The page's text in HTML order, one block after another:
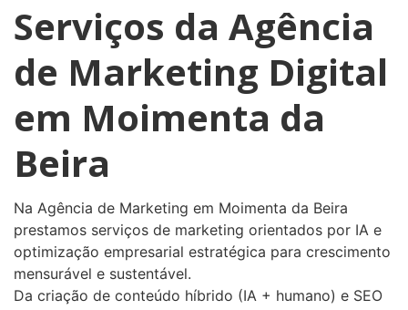
Serviços da Agência
de Marketing Digital
em Moimenta da
Beira
Na Agência de Marketing em Moimenta da Beira
prestamos serviços de marketing orientados por IA e
optimização empresarial estratégica para crescimento
mensurável e sustentável.
Da criação de conteúdo híbrido (IA + humano) e SEO